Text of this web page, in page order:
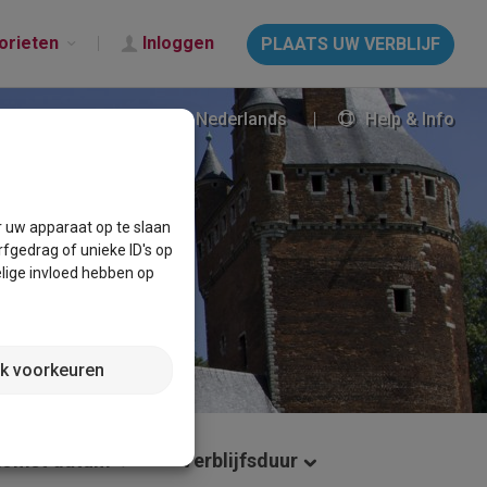
Inloggen PLAATS UW VERBLIJF
Nederlands Help & Info
Verblijfsduur
apparaat op te slaan
of unieke ID's op
invloed hebben op
voorkeuren